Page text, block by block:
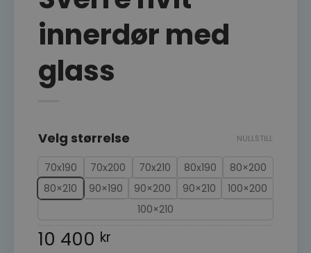
innerdør med
glass
Velg størrelse
70x190 70x200 70x210 80x190
80×200
80×210
90×190 90×200 90×210
100×200
100×210
NULLSTILL
10 400 kr